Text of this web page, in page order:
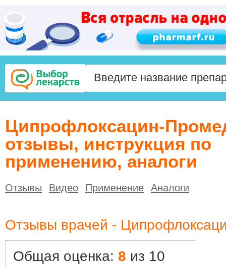
Ципрофлоксацин-
отзывы, инструкция по
применению, аналоги
Отзывы Видео Применение Аналоги
Отзывы врачей -
Общая оценка: 8 из 10